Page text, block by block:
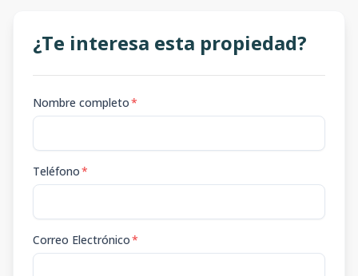
¿Te interesa esta propiedad?
Nombre completo*
Teléfono*
Correo Electrónico*